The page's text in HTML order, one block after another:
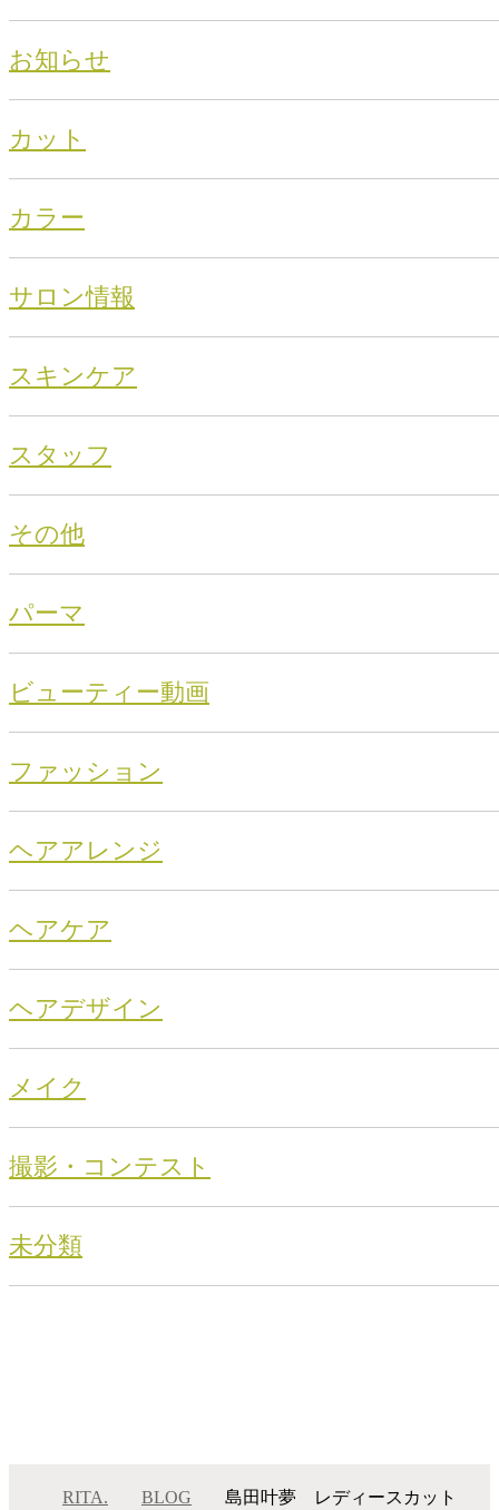
お知らせ
カット
カラー
サロン情報
スキンケア
スタッフ
その他
パーマ
ビューティー動画
ファッション
ヘアアレンジ
ヘアケア
ヘアデザイン
メイク
撮影・コンテスト
未分類
RITA. BLOG 島田叶夢 レディースカット